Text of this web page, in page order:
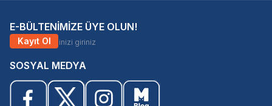
E-BÜLTENİMİZE ÜYE OLUN!
Kayıt Ol
SOSYAL MEDYA